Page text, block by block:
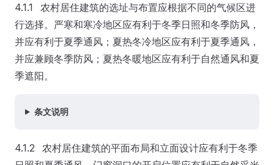
4.1.1 农村居住建筑的选址与布置应根据不同的气候区进
行选择。严寒和寒冷地区应有利于冬季日照和冬季防风，
并应有利于夏季通风；夏热冬冷地区应有利于夏季通风，
并应兼顾冬季防风；夏热冬暖地区应有利于自然通风和夏
季遮阳。
条文说明
4.1.2 农村居住建筑的平面布局和立面设计应有利于冬季